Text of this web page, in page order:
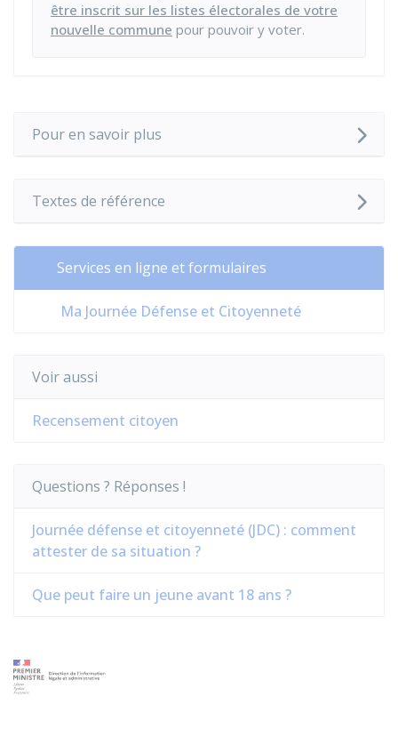
être inscrit sur les listes électorales de votre
nouvelle commune pour pouvoir y voter.
Pour en savoir plus
Textes de référence
Services en ligne et formulaires
Ma Journée Défense et Citoyenneté
Voir aussi
Recensement citoyen
Questions ? Réponses !
Journée défense et citoyenneté (JDC) : comment
attester de sa situation ?
Que peut faire un jeune avant 18 ans ?